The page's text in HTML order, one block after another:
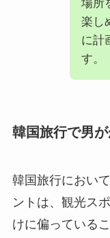
場所
楽し
に計
す。
韓国旅行で男
韓国旅行におい
ントは、観光ス
けに偏っている